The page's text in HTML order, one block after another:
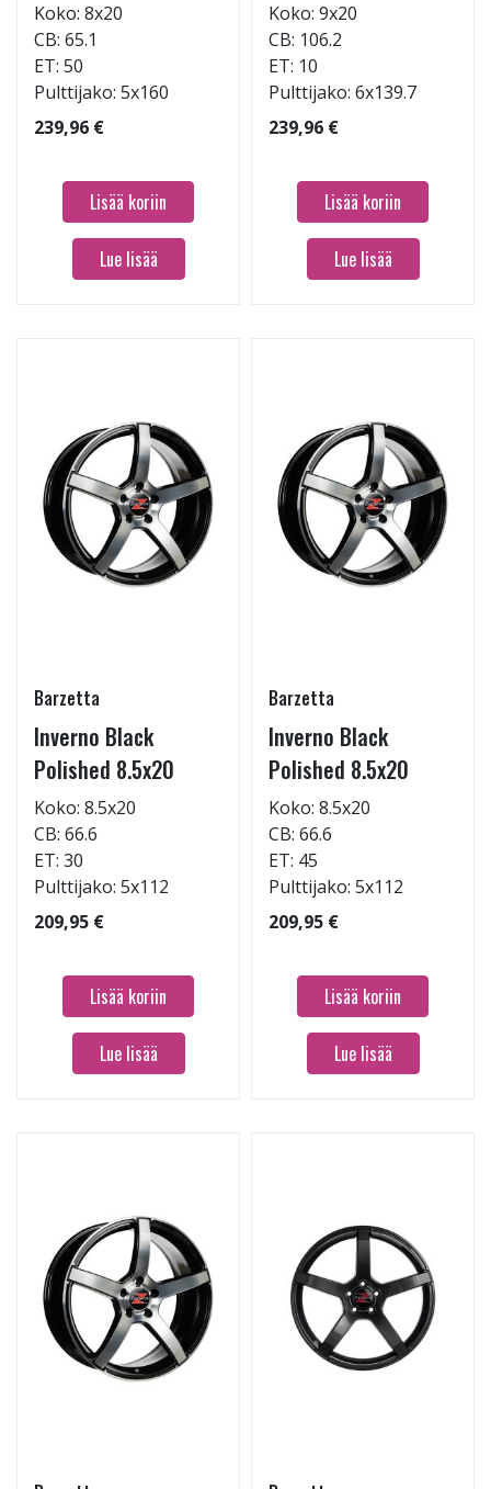
Koko: 8x20
CB: 65.1
ET: 50
Pulttijako: 5x160
239,96 €
Lisää koriin
Lue lisää
Koko: 9x20
CB: 106.2
ET: 10
Pulttijako: 6x139.7
239,96 €
Lisää koriin
Lue lisää
Barzetta
Inverno Black
Polished 8.5x20
Koko: 8.5x20
CB: 66.6
ET: 30
Pulttijako: 5x112
209,95 €
Lisää koriin
Lue lisää
Barzetta
Inverno Black
Polished 8.5x20
Koko: 8.5x20
CB: 66.6
ET: 45
Pulttijako: 5x112
209,95 €
Lisää koriin
Lue lisää